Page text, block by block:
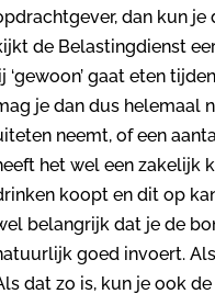
dan kun
de Belastingdienst
‘gewoon’ gaat eten
je dan dus helemaal
neemt, of een
het wel een zakelijk
koopt en dit op
belangrijk dat je de
goed invoert.
dat zo is, kun je ook